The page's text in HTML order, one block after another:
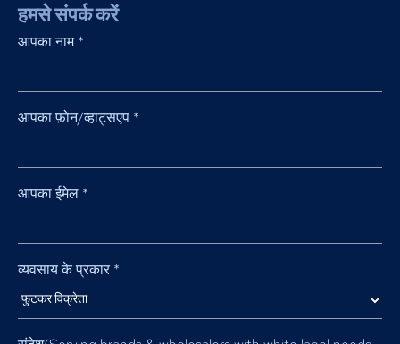
हमसे संपर्क करें
आपका नाम *
आपका फ़ोन/व्हाट्सएप *
आपका ईमेल *
व्यवसाय के प्रकार *